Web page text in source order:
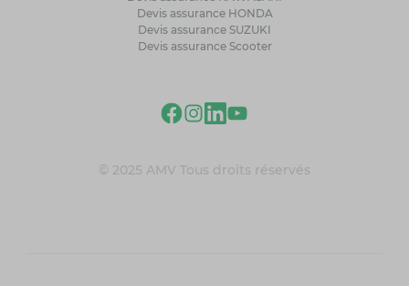
Devis assurance HONDA
Devis assurance SUZUKI
Devis assurance Scooter
© 2025 AMV Tous droits réservés